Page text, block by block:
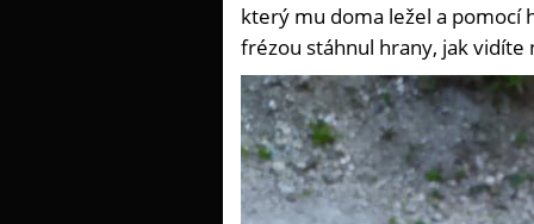
který mu doma ležel a pomocí
frézou stáhnul hrany, jak vidíte